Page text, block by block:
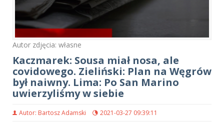
Autor zdjęcia: własne
Kaczmarek: Sousa miał nosa, ale
covidowego. Zieliński: Plan na Węgrów
był naiwny. Lima: Po San Marino
uwierzyliśmy w siebie
Autor: Bartosz Adamski 2021-03-27 09:39:11